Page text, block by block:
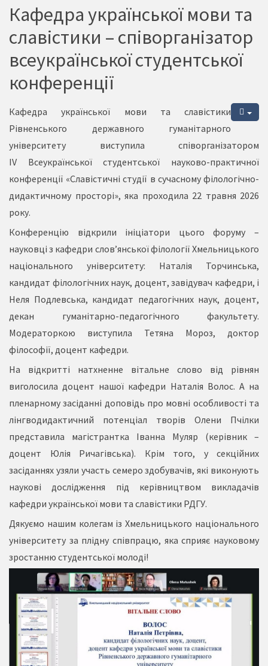
Кафедра української мови та
славістики – співорганізатор
всеукраїнської студентської
конференції
Кафедра української мови та славістики
Рівненського державного гуманітарного
університету виступила співорганізатором
IV Всеукраїнської студентської науково-практичної
конференції «Славістичні студії в сучасному філологічно-
дидактичному просторі», яка проходила 22 травня 2026
року.
Конференцію відкрили ініціатори цього форуму –
науковці з кафедри слов’янської філології Хмельницького
національного університету: Наталія Торчинська,
кандидат філологічних наук, доцент, завідувач кафедри, і
Неля Подлевська, кандидат педагогічних наук, доцент,
декан гуманітарно-педагогічного факультету.
Модераторкою виступила Тетяна Мороз, доктор
філософії, доцент кафедри.
На відкритті натхненне вітальне слово від рівнян
виголосила доцент нашої кафедри Наталія Волос. А на
пленарному засіданні доповідь про мовні особливості та
лінгводидактичний потенціал творів Олени Пчілки
представила магістрантка Іванна Муляр (керівник –
доцент Юлія Ричагівська). Крім того, у секційних
засіданнях узяли участь семеро здобувачів, які виконують
наукові дослідження під керівництвом викладачів
кафедри української мови та славістики РДГУ.
Дякуємо нашим колегам із Хмельницького національного
університету за плідну співпрацю, яка сприяє науковому
зростанню студентської молоді!